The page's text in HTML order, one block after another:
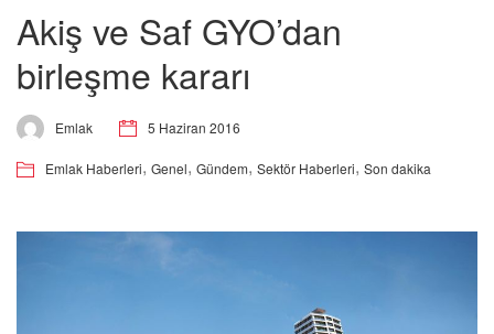
Akiş ve Saf GYO’dan
birleşme kararı
Emlak 5 Haziran 2016
Emlak Haberleri, Genel, Gündem, Sektör Haberleri, Son dakika